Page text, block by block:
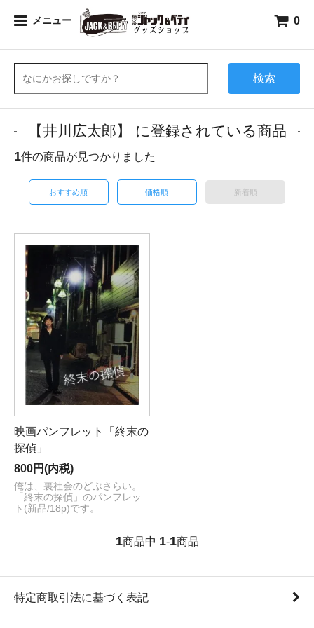
メニュー 0
検索
【井川広太郎】 に登録されている商品
1件の商品が見つかりました
おすすめ順 価格順 新着順
映画パンフレット「終末の
探偵」
800円(内税)
俺は、裏社会のどぶさらい。
「終末の探偵」のパンフレッ
ト(新品/18p)です。
1商品中 1-1商品
特定商取引法に基づく表記